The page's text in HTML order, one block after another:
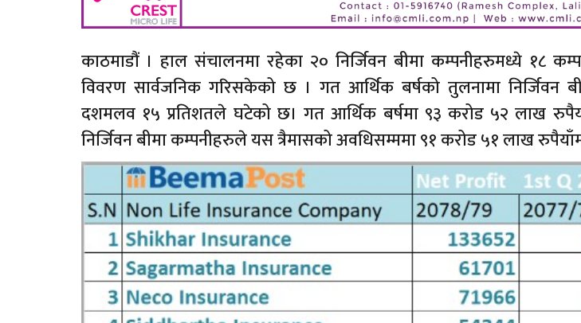
काठमाडौं । हाल संचालनमा रहेका २० निर्जिवन बीमा कम्पनीहरुमध्ये १८
विवरण सार्वजनिक गरिसकेको छ । गत आर्थिक बर्षको तुलनामा निर्जिवन
दशमलव १५ प्रतिशतले घटेको छ। गत आर्थिक बर्षमा ९३ करोड ५२ लाख
निर्जिवन बीमा कम्पनीहरुले यस त्रैमासको अवधिसम्ममा ९१ करोड ५१ लाख